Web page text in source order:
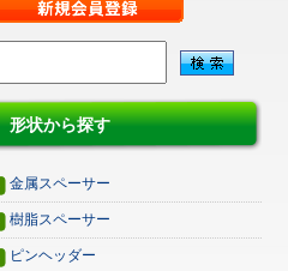
形状から探す
金属スペーサー
樹脂スペーサー
ピンヘッダー